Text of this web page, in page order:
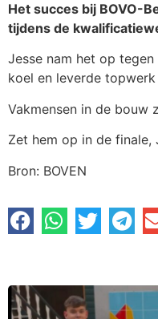
Het succes bij BOVO-
tijdens de
Jesse nam het op
koel en leverde
Vakmensen in de
Zet hem op in de finale,
Bron: BOVEN